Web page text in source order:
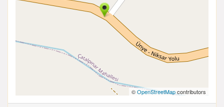
©OpenStreetMapcontributors